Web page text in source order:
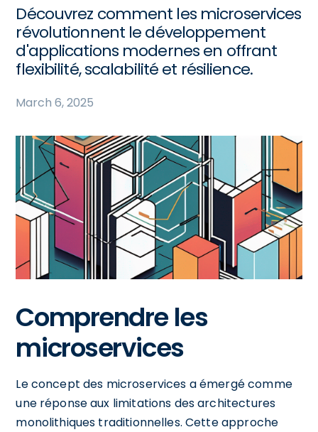
Découvrez comment les microservices
révolutionnent le développement
d'applications modernes en offrant
flexibilité, scalabilité et résilience.
March 6, 2025
Comprendre les
microservices
Le concept des microservices a émergé comme
une réponse aux limitations des architectures
monolithiques traditionnelles. Cette approche